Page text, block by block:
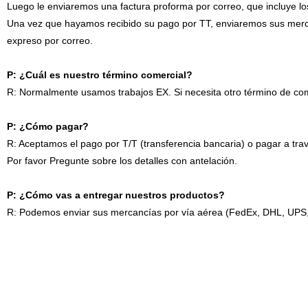
Luego le enviaremos una factura proforma por correo, que incluye
Una vez que hayamos recibido su pago por TT, enviaremos sus
expreso por correo.
P: ¿Cuál es nuestro término comercial?
R: Normalmente usamos trabajos EX. Si necesita otro término de
P: ¿Cómo pagar?
R: Aceptamos el pago por T/T (transferencia bancaria) o pagar a
Por favor Pregunte sobre los detalles con antelación.
P: ¿Cómo vas a entregar nuestros productos?
R: Podemos enviar sus mercancías por vía aérea (FedEx, DHL,